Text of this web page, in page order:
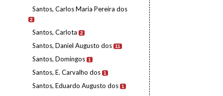
Santos, Carlos Maria Pereira dos
2
Santos, Carlota 2
Santos, Daniel Augusto dos 11
Santos, Domingos 1
Santos, E. Carvalho dos 1
Santos, Eduardo Augusto dos 1